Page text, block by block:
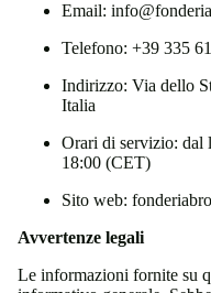
Email:
Telefono: +39 335
Indirizzo: Via dello
Italia
Orari di servizio: dal
18:00 (CET)
Sito web:
Avvertenze legali
Le informazioni fornite su